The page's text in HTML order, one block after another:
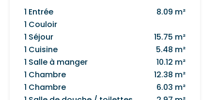
1 Entrée
8.09 m²
1 Couloir
1 Séjour
15.75 m²
1 Cuisine
5.48 m²
1 Salle à manger
10.12 m²
1 Chambre
12.38 m²
1 Chambre
6.03 m²